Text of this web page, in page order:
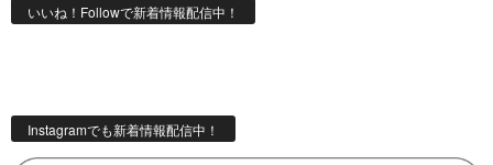
いいね！Followで新着情報配信中！
Instagramでも新着情報配信中！